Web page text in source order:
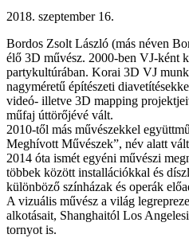
2018. szeptember 16.
Bordos Zsolt László (más néven
élő 3D művész. 2000-ben VJ-ként
partykultúrában. Korai 3D VJ
nagyméretű építészeti
videó- illetve 3D mapping
műfaj úttörőjévé vált.
2010-től más művészekkel
Meghívott Művészek”, név alatt
2014 óta ismét egyéni művészi
többek között installációkkal és
különböző színházak és operák
A vizuális művész a világ
alkotásait, Shanghaitól Los
tornyot is.